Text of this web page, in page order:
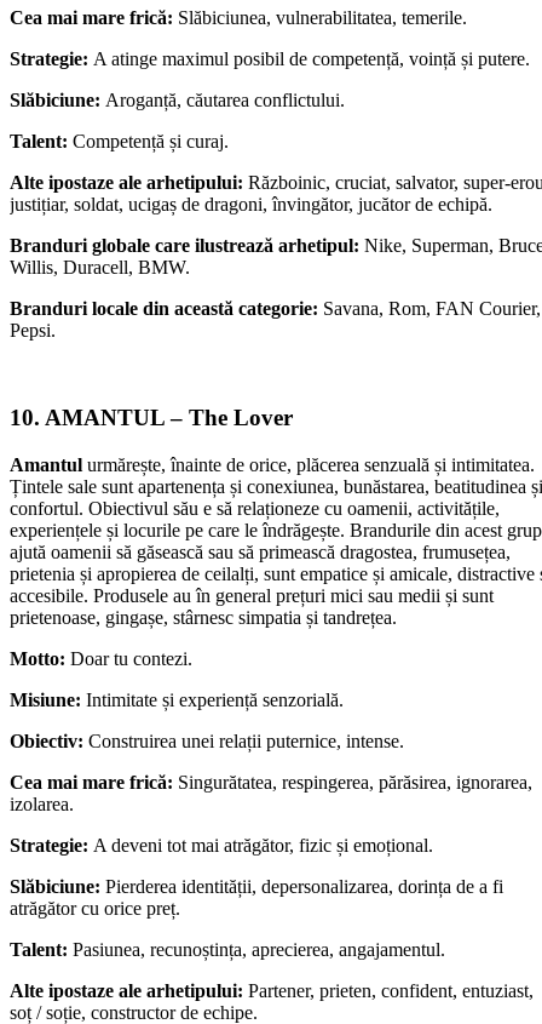
Cea mai mare frică: Slăbiciunea, vulnerabilitatea, temerile.
Strategie: A atinge maximul posibil de competență, voință și putere.
Slăbiciune: Aroganță, căutarea conflictului.
Talent: Competență și curaj.
Alte ipostaze ale arhetipului: Războinic, cruciat, salvator, super-
justițiar, soldat, ucigaș de dragoni, învingător, jucător de echipă.
Branduri globale care ilustrează arhetipul: Nike, Superman,
Willis, Duracell, BMW.
Branduri locale din această categorie: Savana, Rom, FAN Courier,
Pepsi.
10. AMANTUL – The Lover
Amantul urmărește, înainte de orice, plăcerea senzuală și intimitatea.
Țintele sale sunt apartenența și conexiunea, bunăstarea, beatitudinea și
confortul. Obiectivul său e să relaționeze cu oamenii, activitățile,
experiențele și locurile pe care le îndrăgește. Brandurile din acest grup
ajută oamenii să găsească sau să primească dragostea, frumusețea,
prietenia și apropierea de ceilalți, sunt empatice și amicale, distractive
accesibile. Produsele au în general prețuri mici sau medii și sunt
prietenoase, gingașe, stârnesc simpatia și tandrețea.
Motto: Doar tu contezi.
Misiune: Intimitate și experiență senzorială.
Obiectiv: Construirea unei relații puternice, intense.
Cea mai mare frică: Singurătatea, respingerea, părăsirea, ignorarea,
izolarea.
Strategie: A deveni tot mai atrăgător, fizic și emoțional.
Slăbiciune: Pierderea identității, depersonalizarea, dorința de a fi
atrăgător cu orice preț.
Talent: Pasiunea, recunoștința, aprecierea, angajamentul.
Alte ipostaze ale arhetipului: Partener, prieten, confident, entuziast,
soț / soție, constructor de echipe.